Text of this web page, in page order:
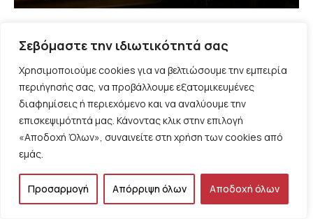
Σεβόμαστε την ιδιωτικότητά σας
Χρησιμοποιούμε cookies για να βελτιώσουμε την εμπειρία
περιήγησής σας, να προβάλλουμε εξατομικευμένες
διαφημίσεις ή περιεχόμενο και να αναλύουμε την
επισκεψιμότητά μας. Κάνοντας κλικ στην επιλογή
«Αποδοχή Όλων», συναινείτε στη χρήση των cookies από
εμάς.
Προσαρμογή Απόρριψη όλων Αποδοχή όλων
ΔΗΜΟΦΙΛΗ
ΠΑΡΕΜΒΑΣΕΙΣ
Το Μαρόκο οπλοποιεί τους
Λεωνίδα Βατικιώτη